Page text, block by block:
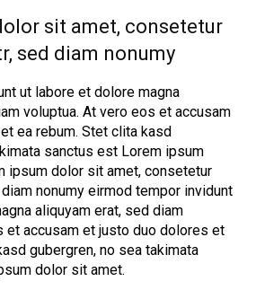
sit amet, consetetur
sed diam nonumy
ut labore et dolore magna
voluptua. At vero eos et accusam
ea rebum. Stet clita kasd
sanctus est Lorem ipsum
ipsum dolor sit amet, consetetur
nonumy eirmod tempor invidunt
aliquyam erat, sed diam
et accusam et justo duo dolores et
gubergren, no sea takimata
dolor sit amet.